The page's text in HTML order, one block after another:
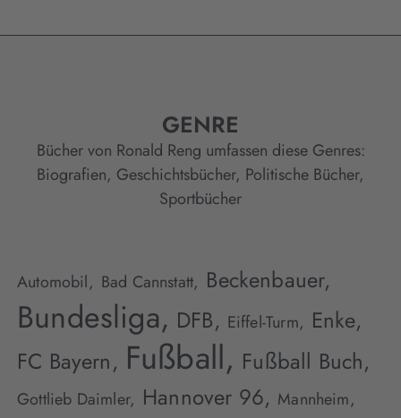
GENRE
Bücher von Ronald Reng umfassen diese Genres:
Biografien, Geschichtsbücher, Politische Bücher,
Sportbücher
Automobil, Bad Cannstatt, Beckenbauer,
Bundesliga, DFB, Eiffel-Turm, Enke,
FC Bayern, Fußball, Fußball Buch,
Gottlieb Daimler, Hannover 96, Mannheim,